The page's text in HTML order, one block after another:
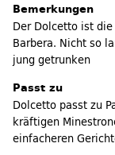
Bemerkungen
Der Dolcetto ist
Barbera. Nicht so
jung getrunken
Passt zu
Dolcetto passt zu
kräftigen
einfacheren